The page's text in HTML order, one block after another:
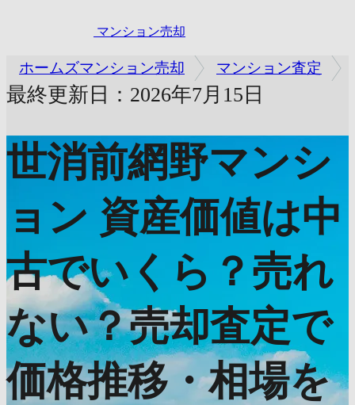
マンション売却
ホームズマンション売却 マンション査定
最終更新日：2026年7月15日
世消前網野マンシ
ョン 資産価値は中
古でいくら？売れ
ない？売却査定で
価格推移・相場を